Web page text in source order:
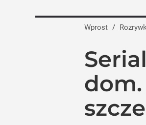
Wprost /
dom.